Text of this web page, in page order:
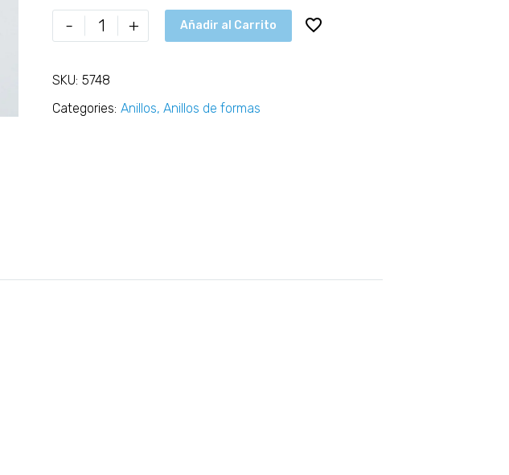
- + Añadir al Carrito
SKU: 5748
Categories: Anillos,Anillos de formas